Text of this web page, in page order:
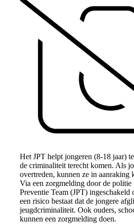
Het JPT helpt jongeren (8-18 jaar)
de criminaliteit terecht komen. Als
overtreden, kunnen ze in aanraking
Via een zorgmelding door de politie
Preventie Team (JPT) ingeschakeld
een risico bestaat dat de jongere
jeugdcriminaliteit. Ook ouders,
kunnen een zorgmelding doen.